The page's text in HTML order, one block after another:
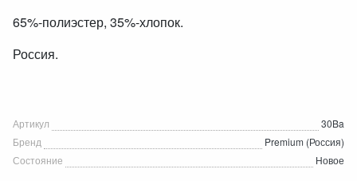
65%-полиэстер, 35%-хлопок.
Россия.
Артикул
30Ba
Бренд
Premium (Россия)
Состояние
Новое